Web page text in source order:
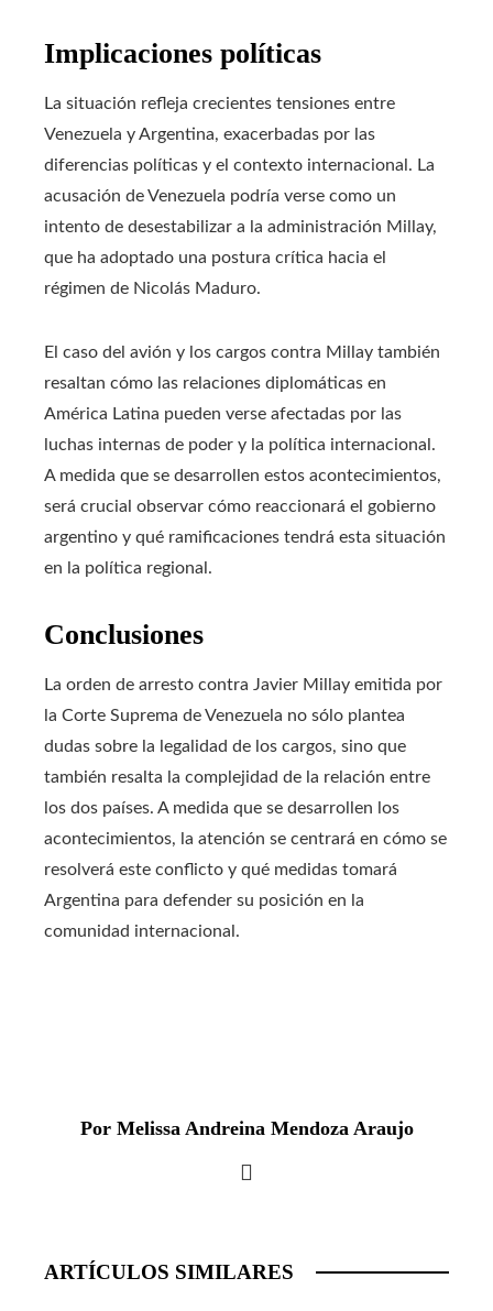
Implicaciones políticas
La situación refleja crecientes tensiones entre
Venezuela y Argentina, exacerbadas por las
diferencias políticas y el contexto internacional. La
acusación de Venezuela podría verse como un
intento de desestabilizar a la administración Millay,
que ha adoptado una postura crítica hacia el
régimen de Nicolás Maduro.
El caso del avión y los cargos contra Millay también
resaltan cómo las relaciones diplomáticas en
América Latina pueden verse afectadas por las
luchas internas de poder y la política internacional.
A medida que se desarrollen estos acontecimientos,
será crucial observar cómo reaccionará el gobierno
argentino y qué ramificaciones tendrá esta situación
en la política regional.
Conclusiones
La orden de arresto contra Javier Millay emitida por
la Corte Suprema de Venezuela no sólo plantea
dudas sobre la legalidad de los cargos, sino que
también resalta la complejidad de la relación entre
los dos países. A medida que se desarrollen los
acontecimientos, la atención se centrará en cómo se
resolverá este conflicto y qué medidas tomará
Argentina para defender su posición en la
comunidad internacional.
Por Melissa Andreina Mendoza Araujo
ARTÍCULOS SIMILARES